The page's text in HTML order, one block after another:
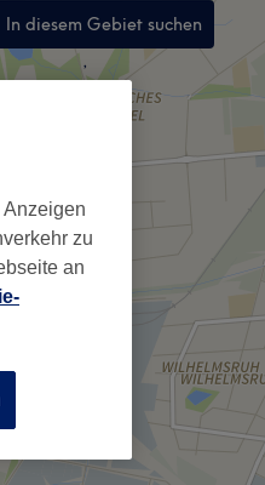
In diesem Gebiet suchen
,
zu
an